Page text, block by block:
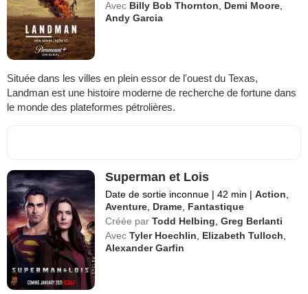
Avec Billy Bob Thornton Demi Moore
Andy Garcia
Située dans les villes en plein essor de l'ouest du Texas,
Landman est une histoire moderne de recherche de fortune dans
le monde des plateformes pétrolières.
Superman et Lois
Date de sortie inconnue | 42 min | Action
Aventure Drame Fantastique
Créée par Todd Helbing ,Greg Berlanti
Avec Tyler Hoechlin Elizabeth Tulloch
Alexander Garfin